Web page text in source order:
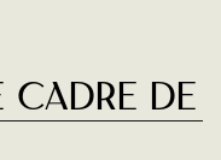
cadre de